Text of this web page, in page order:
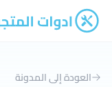
ادوات المتجر
العودة إلى المدونة